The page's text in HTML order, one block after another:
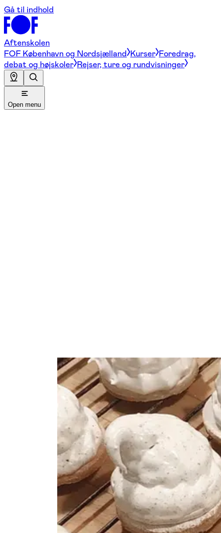
Gå til indhold
Aftenskolen
FOF København og Nordsjælland Kurser Foredrag,
debat og højskoler Rejser, ture og rundvisninger
Open menu